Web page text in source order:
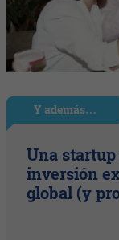
Y además…
Una
inversión
global (y